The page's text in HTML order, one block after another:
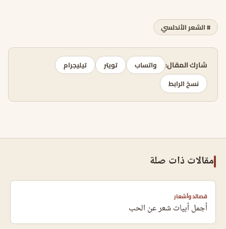
# الشعر الأندلسي
شارك المقال: واتساب تويتر
تيليجرام
نسخ الرابط
مقالات ذات صلة
قصائد وأشعار
أجمل أبيات شعر عن الحب